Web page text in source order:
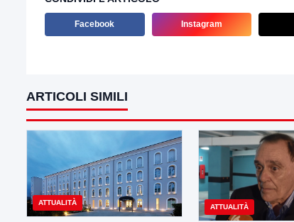
Facebook Instagram
ARTICOLI SIMILI
ATTUALITÀ
ATTUALITÀ